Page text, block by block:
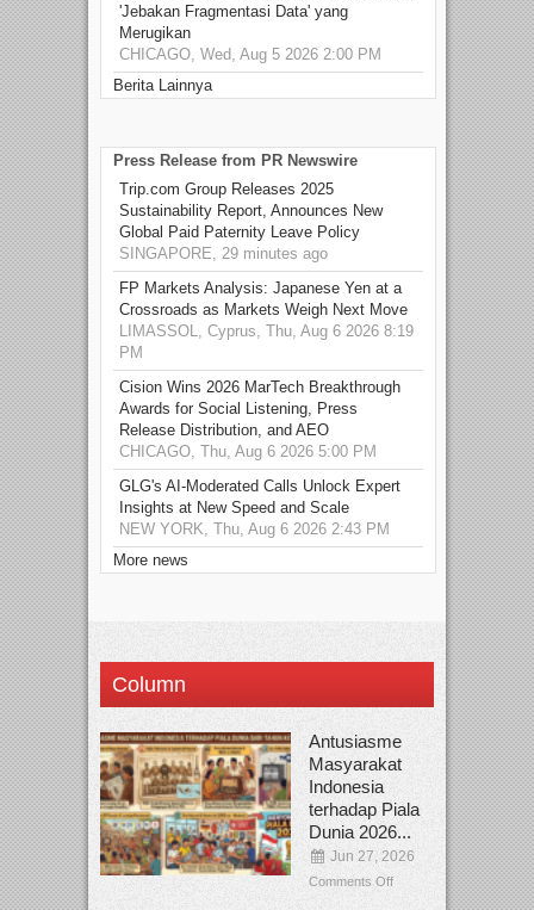
'Jebakan Fragmentasi Data' yang
Merugikan
CHICAGO, Wed, Aug 5 2026 2:00 PM
Berita Lainnya
Press Release from PR Newswire
Trip.com Group Releases 2025
Sustainability Report, Announces New
Global Paid Paternity Leave Policy
SINGAPORE, 29 minutes ago
FP Markets Analysis: Japanese Yen at a
Crossroads as Markets Weigh Next Move
LIMASSOL, Cyprus, Thu, Aug 6 2026 8:19
PM
Cision Wins 2026 MarTech Breakthrough
Awards for Social Listening, Press
Release Distribution, and AEO
CHICAGO, Thu, Aug 6 2026 5:00 PM
GLG's AI-Moderated Calls Unlock Expert
Insights at New Speed and Scale
NEW YORK, Thu, Aug 6 2026 2:43 PM
More news
Column
Antusiasme
Masyarakat
Indonesia
terhadap Piala
Dunia 2026...
Jun 27, 2026
Comments Off